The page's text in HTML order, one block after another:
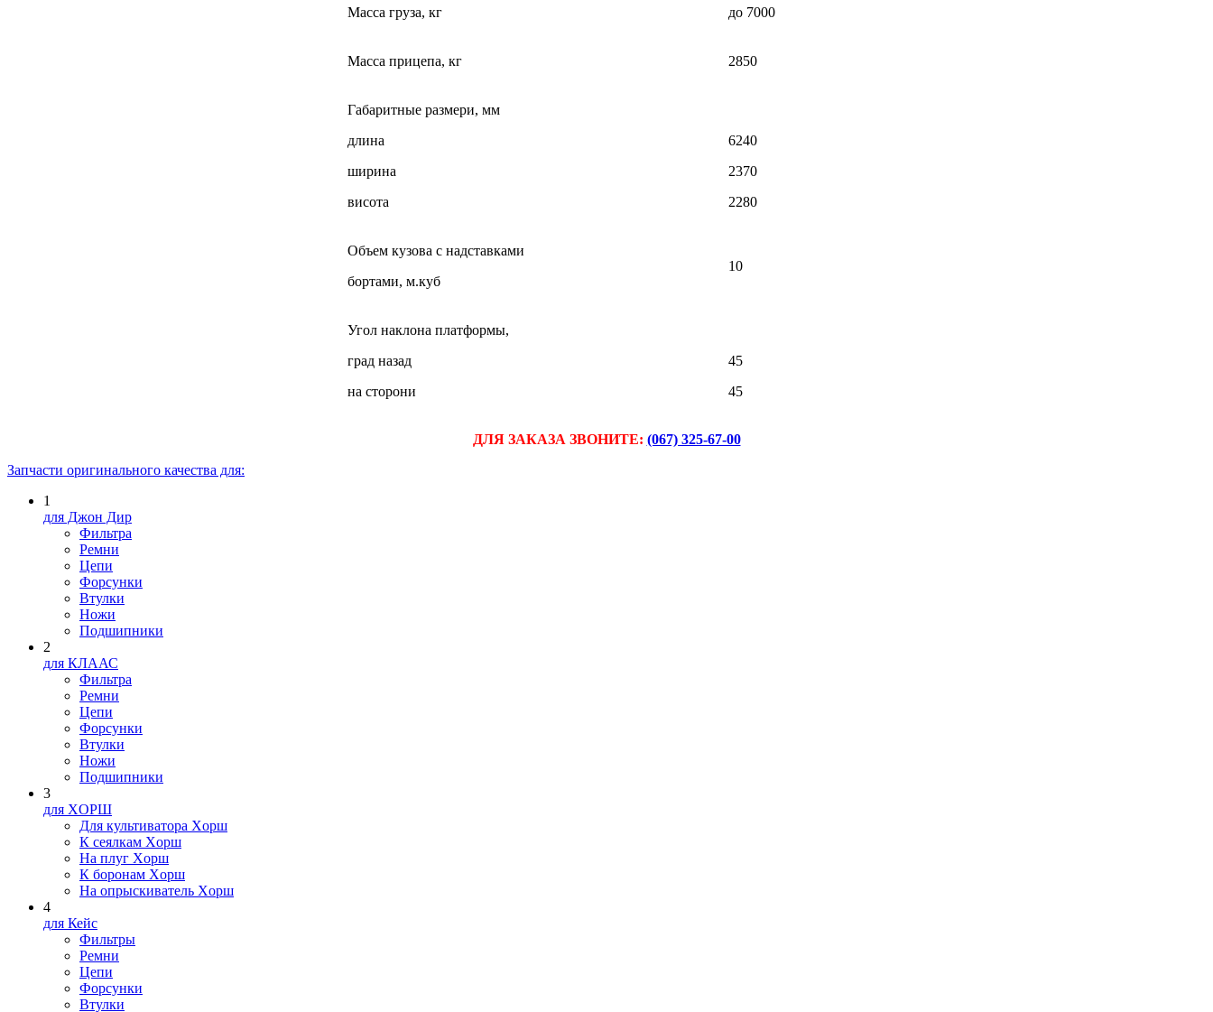
Масса груза, кг до 7000
Масса прицепа, кг 2850
Габаритные размери, мм
длина
ширина
висота
6240
2370
2280
Объем кузова с надставками
бортами, м.куб
10
Угол наклона платформы,
град назад
на сторони
45
45
ДЛЯ ЗАКАЗА ЗВОНИТЕ: (067) 325-67-00
Запчасти оригинального качества для:
1
для Джон Дир
Фильтра
Ремни
Цепи
Форсунки
Втулки
Ножи
Подшипники
2
для КЛААС
Фильтра
Ремни
Цепи
Форсунки
Втулки
Ножи
Подшипники
3
для XOPШ
Для культиватора Xopш
К сеялкам Xopш
На плуг Xopш
К боронам Xopш
На опрыскиватель Xopш
4
для Кейс
Фильтры
Ремни
Цепи
Форсунки
Втулки